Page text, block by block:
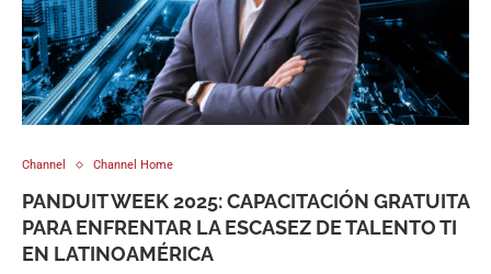
Channel Channel Home
PANDUIT WEEK 2025: CAPACITACIÓN GRATUITA
PARA ENFRENTAR LA ESCASEZ DE TALENTO TI
EN LATINOAMÉRICA